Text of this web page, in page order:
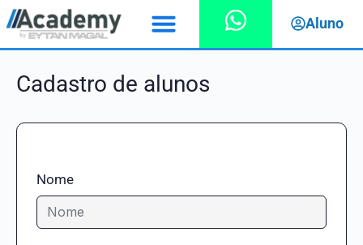
Aluno
Cadastro de alunos
Nome